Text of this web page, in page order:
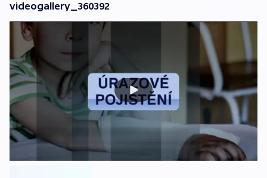
videogallery_360392